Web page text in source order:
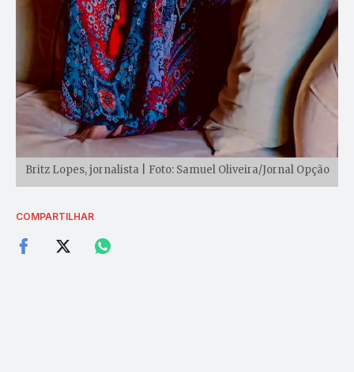
Britz Lopes, jornalista | Foto: Samuel Oliveira/Jornal Opção
COMPARTILHAR